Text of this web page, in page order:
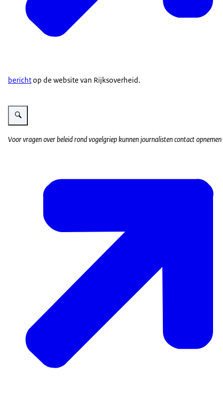
berichtop de website van Rijksoverheid.
Vergroot afbeelding Kippen op erf
Voor vragen over beleid rond vogelgriep kunnen journalisten contact